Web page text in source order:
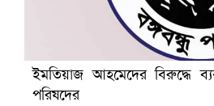
ইমতিয়াজ আহমেদের বিরুদ্ধে
পরিষদের